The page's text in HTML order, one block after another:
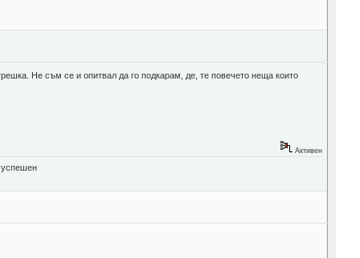
Не съм се и опитвал да го подкарам, де, те повечето неща които
Активен
успешен